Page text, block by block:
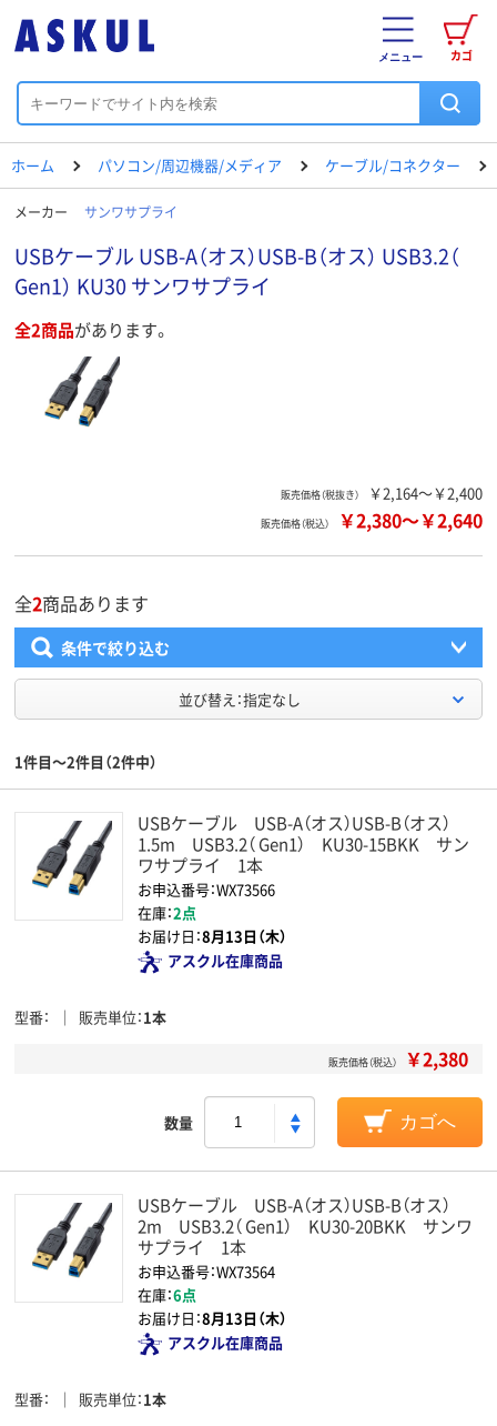
カゴ
メニュー
ホーム パソコン/周辺機器/メディア ケーブル/コネクター
メーカー サンワサプライ
USBケーブル USB-A（オス）USB-B（オス） USB3.2（
Gen1） KU30 サンワサプライ
全2商品があります。
販売価格（税抜き） ￥2,164～￥2,400
販売価格（税込） ￥2,380～￥2,640
全2商品あります
条件で絞り込む
並び替え：指定なし
1件目～2件目（2件中）
USBケーブル USB-A（オス）USB-B（オス）
1.5m USB3.2（ Gen1） KU30-15BKK サン
ワサプライ 1本
お申込番号：WX73566
在庫：2点
お届け日：8月13日（木）
アスクル在庫商品
型番 販売単位 1本
販売価格（税込） ￥2,380
数量 カゴへ
USBケーブル USB-A（オス）USB-B（オス）
2m USB3.2（ Gen1） KU30-20BKK サンワ
サプライ 1本
お申込番号：WX73564
在庫：6点
お届け日：8月13日（木）
アスクル在庫商品
型番 販売単位 1本